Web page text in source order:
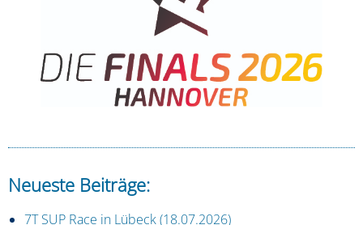
Neueste Beiträge:
7T SUP Race in Lübeck (18.07.2026)